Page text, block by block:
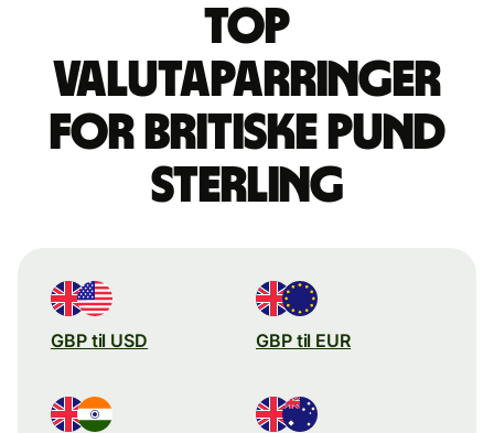
Top
valutaparringer
for britiske pund
sterling
GBP til USD GBP til EUR